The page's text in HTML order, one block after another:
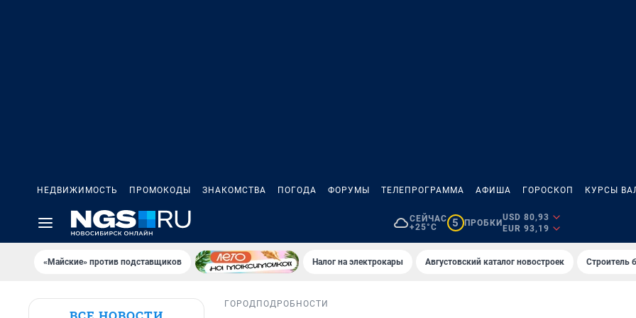
НЕДВИЖИМОСТЬ ПРОМОКОДЫ ЗНАКОМСТВА ПОГОДА ФОРУМЫ ТЕЛЕПРОГРАММА АФИША ГОРОСКОП КУРСЫ
СЕЙЧАС
+25°C
5 ПРОБКИ
USD 80,93
EUR 93,19
«Майские» против подставщиков Налог на электрокары Августовский каталог новостроек Строитель
ГОРОД ПОДРОБНОСТИ